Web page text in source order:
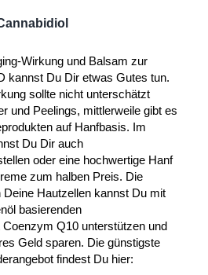
Wirkung und Balsam zur
kannst Du Dir etwas Gutes tun.
sollte nicht unterschätzt
und Peelings, mittlerweile gibt es
auf Hanfbasis. Im
Du Dir auch
oder eine hochwertige Hanf
zum halben Preis. Die
Deine Hautzellen kannst Du mit
basierenden
Q10 unterstützen und
Geld sparen. Die günstigste
findest Du hier: